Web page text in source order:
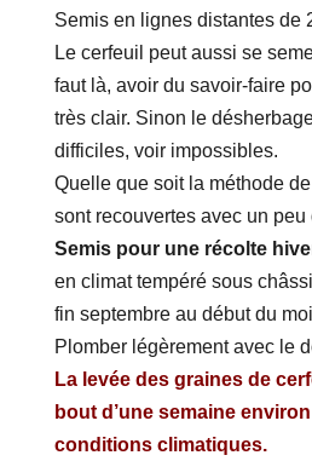
Semis en lignes distantes de
Le cerfeuil peut aussi se
faut là, avoir du savoir-faire
très clair. Sinon le
difficiles, voir impossibles.
Quelle que soit la méthode
sont recouvertes avec un peu
Semis pour une récolte
en climat tempéré sous
fin septembre au début du
Plomber légèrement avec le
La levée des graines de
bout d’une semaine
conditions climatiques.